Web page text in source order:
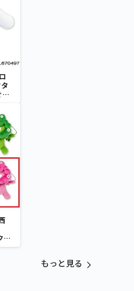
る
もっと見る